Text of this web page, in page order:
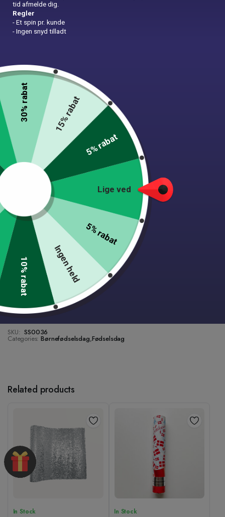
15,00 kr.
In Stock
10 stk. slikposer med røde og hvide striber.
This product has been added to 18 people's
Tilføj til kurv
Add to wishlist
Lynhurtig levering.
1-2 dages levering på alle varer
Danskejet med lager i Roskilde
14 dages fuld returret
Gratis fragt til pakkeshop ved køb over 499 DKK.
Fantastisk kundeservice på live chat og mail
SKU: SS0036
Categories: Børnefødselsdag,Fødselsdag
Related products
In Stock In Stock
tid afmelde dig.
Regler
- Et spin pr. kunde
- Ingen snyd tilladt
Lige ved
5% rabat
Ingen held
10% rabat
30% rabat 15% rabat
5% rabat